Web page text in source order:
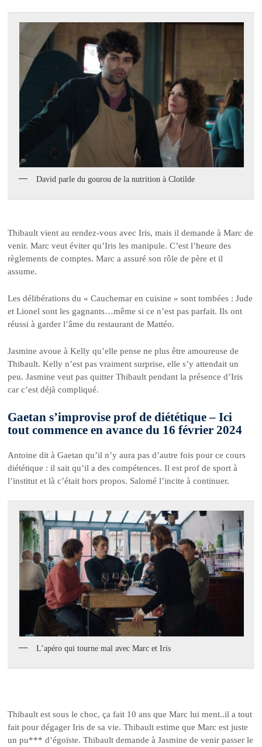
David parle du gourou de la nutrition à Clotilde
Thibault vient au rendez-vous avec Iris, mais il demande à Marc de
venir. Marc veut éviter qu’Iris les manipule. C’est l’heure des
règlements de comptes. Marc a assuré son rôle de père et il
assume.
Les délibérations du « Cauchemar en cuisine » sont tombées : Jude
et Lionel sont les gagnants…même si ce n’est pas parfait. Ils ont
réussi à garder l’âme du restaurant de Mattéo.
Jasmine avoue à Kelly qu’elle pense ne plus être amoureuse de
Thibault. Kelly n’est pas vraiment surprise, elle s’y attendait un
peu. Jasmine veut pas quitter Thibault pendant la présence d’Iris
car c’est déjà compliqué.
Gaetan s’improvise prof de diététique – Ici
tout commence en avance du 16 février 2024
Antoine dit à Gaetan qu’il n’y aura pas d’autre fois pour ce cours
diététique : il sait qu’il a des compétences. Il est prof de sport à
l’institut et là c’était hors propos. Salomé l’incite à continuer.
L’apéro qui tourne mal avec Marc et Iris
Thibault est sous le choc, ça fait 10 ans que Marc lui ment..il a tout
fait pour dégager Iris de sa vie. Thibault estime que Marc est juste
un pu*** d’égoïste. Thibault demande à Jasmine de venir passer le